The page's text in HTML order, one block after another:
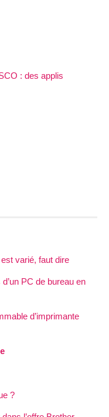
: des applis
varié, faut dire
PC de bureau en
d’imprimante
?